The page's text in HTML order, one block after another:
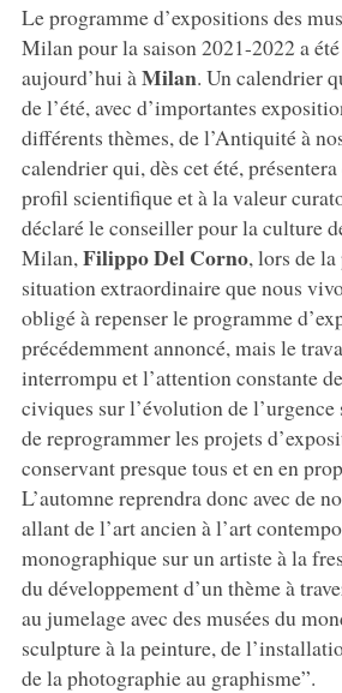
Le programme d’expositions des
Milan pour la saison 2021-2022 a
aujourd’hui à Milan. Un calendrier
de l’été, avec d’importantes
différents thèmes, de l’Antiquité à
calendrier qui, dès cet été,
profil scientifique et à la valeur
déclaré le conseiller pour la culture
Milan, Filippo Del Corno, lors de
situation extraordinaire que nous
obligé à repenser le programme
précédemment annoncé, mais le
interrompu et l’attention constante
civiques sur l’évolution de
de reprogrammer les projets
conservant presque tous et en en
L’automne reprendra donc avec de
allant de l’art ancien à l’art
monographique sur un artiste à la
du développement d’un thème à
au jumelage avec des musées du
sculpture à la peinture, de
de la photographie au graphisme”.